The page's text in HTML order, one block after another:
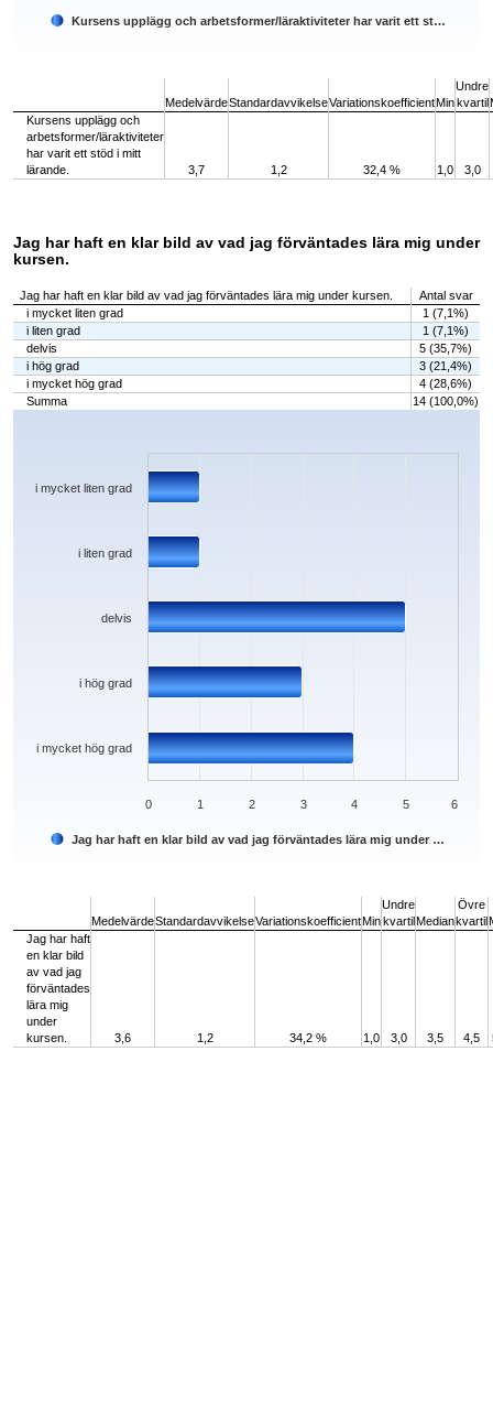
Kursens upplägg och arbetsformer/läraktiviteter har varit ett st…
MedelvärdeStandardavvikelseVariationskoefficientMin
Undre
kvartil
Kursens upplägg och
arbetsformer/läraktiviteter
har varit ett stöd i mitt
lärande.
3,7 1,2 32,4 % 1,0 3,0
Jag har haft en klar bild av vad jag förväntades lära mig under
kursen.
Jag har haft en klar bild av vad jag förväntades lära mig under kursen.
Antal svar
i mycket liten grad
1 (7,1%)
i liten grad
1 (7,1%)
delvis
5 (35,7%)
i hög grad
3 (21,4%)
i mycket hög grad
4 (28,6%)
Summa
14 (100,0%)
Chart
The chart has 1 X axis displaying categories.
The chart has 1 Y axis displaying values. Data ranges from 1 to 5.
Jag har haft en klar bild av vad jag förväntades lära mig under …
i mycket hög grad
i hög grad
delvis
i liten grad
i mycket liten grad
0 1 2 3 4 5 6
MedelvärdeStandardavvikelseVariationskoefficientMin
Undre
kvartilMedian
Övre
kvartil
Jag har haft
en klar bild
av vad jag
förväntades
lära mig
under
kursen.
3,6 1,2 34,2 % 1,0 3,0 3,5 4,5